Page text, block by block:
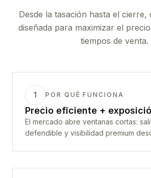
Desde la tasación hasta el cierre,
diseñada para maximizar el
tiempos de venta.
1 POR QUÉ FUNCIONA
Precio eficiente +
El mercado abre ventanas cortas:
defendible y visibilidad premium